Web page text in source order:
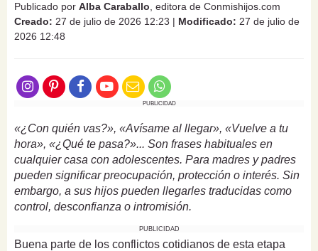
Publicado por Alba Caraballo, editora de Conmishijos.com
Creado: 27 de julio de 2026 12:23 | Modificado: 27 de julio de
2026 12:48
PUBLICIDAD
«¿Con quién vas?», «Avísame al llegar», «Vuelve a tu
hora», «¿Qué te pasa?»... Son frases habituales en
cualquier casa con adolescentes. Para madres y padres
pueden significar preocupación, protección o interés. Sin
embargo, a sus hijos pueden llegarles traducidas como
control, desconfianza o intromisión.
PUBLICIDAD
Buena parte de los conflictos cotidianos de esta etapa